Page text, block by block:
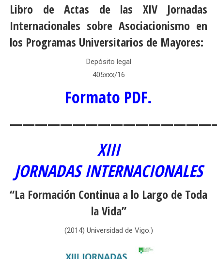
Libro de Actas de las XIV Jornadas
Internacionales sobre Asociacionismo en
los Programas Universitarios de Mayores:
Depósito legal
405xxx/16
Formato PDF.
XIII
JORNADAS INTERNACIONALES
“La Formación Continua a lo Largo de Toda
la Vida”
(2014) Universidad de Vigo.)